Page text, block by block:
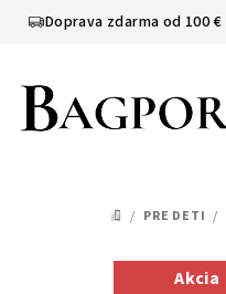
PrejsťDoprava zdarma od 100 €
DOMOV
/ PRE DETI /
Akcia